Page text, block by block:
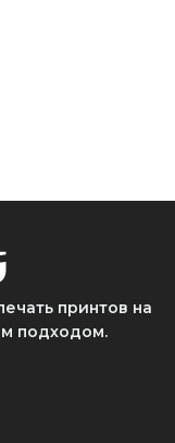
принтов на
подходом.